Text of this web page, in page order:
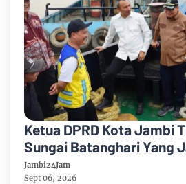
Ketua DPRD Kota Jambi
Sungai Batanghari Yang
Abrasi
Jambi24Jam
Sept 06, 2026